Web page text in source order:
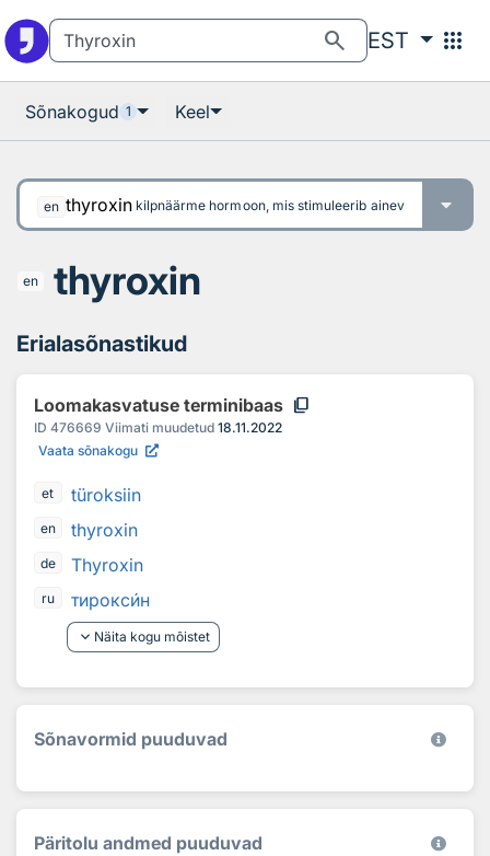
search EST apps
Sõnakogud 1 Keel
en thyroxin kilpnäärme hormoon, mis stimuleerib ainevahetust,
en thyroxin
Erialasõnastikud
Loomakasvatuse terminibaas content_copy
ID 476669 Viimati muudetud 18.11.2022
Vaata sõnakogu
et türoksiin
en thyroxin
de Thyroxin
ru тироксин
keyboard_arrow_down Näita kogu mõistet
Sõnavormid puuduvad
Päritolu andmed puuduvad